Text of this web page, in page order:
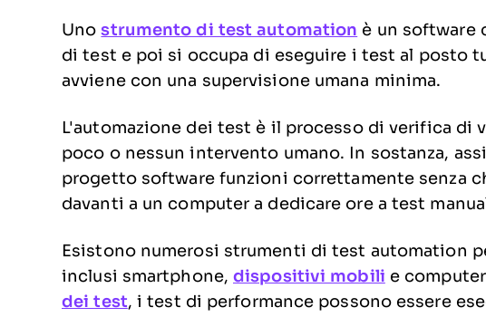
Unostrumento di test automation è un software
di test e poi si occupa di eseguire i test al posto
avviene con una supervisione umana minima.
L'automazione dei test è il processo di verifica di
poco o nessun intervento umano. In sostanza,
progetto software funzioni correttamente senza
davanti a un computer a dedicare ore a test
Esistono numerosi strumenti di test automation
inclusi smartphone, dispositivi mobili e
dei test, i test di performance possono essere